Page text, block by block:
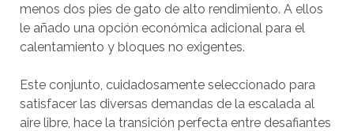
menos dos pies de gato de alto rendimiento. A ellos
le añado una opción económica adicional para el
calentamiento y bloques no exigentes.
Este conjunto, cuidadosamente seleccionado para
satisfacer las diversas demandas de la escalada al
aire libre, hace la transición perfecta entre desafiantes